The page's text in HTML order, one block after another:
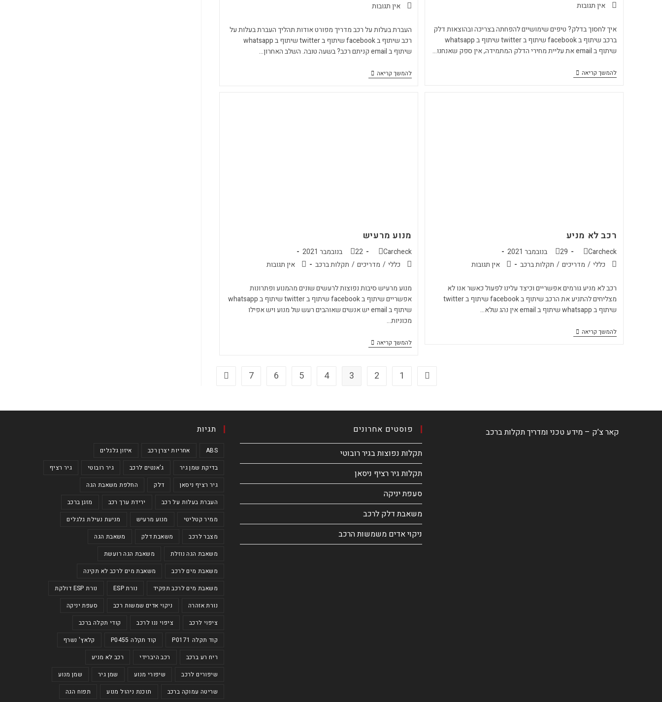
אין תגובות
איך לחסוך בדלק? טיפים שימושיים להפחתה בצריכה ובהוצאות דלק
ברכב שיתוף ב facebook שיתוף ב twitter שיתוף ב whatsapp
שיתוף ב email את עליית מחירי הדלק המתמידה, אין ספק שאנחנו…
להמשך קריאה
אין תגובות
העברת בעלות על רכב מדריך מפורט אודות תהליך העברת בעלות על
רכב שיתוף ב facebook שיתוף ב twitter שיתוף ב whatsapp
שיתוף ב email קניתם רכב? בשעה טובה. השלב האחרון…
להמשך קריאה
רכב לא מניע
Carcheck
29 בנובמבר 2021
כללי / מדריכים / תקלות ברכב אין תגובות
רכב לא מניע גורמים אפשריים וכיצד עלינו לפעול כאשר אנו לא
מצליחים להתניע את הרכב שיתוף ב facebook שיתוף ב twitter
שיתוף ב whatsapp שיתוף ב email אין נהג שלא…
להמשך קריאה
מנוע מרעיש
Carcheck
22 בנובמבר 2021
כללי / מדריכים / תקלות ברכב אין תגובות
מנוע מרעיש סיבות נפוצות לרעשים שונים מהמנוע ופתרונות
אפשריים שיתוף ב facebook שיתוף ב twitter שיתוף ב whatsapp
שיתוף ב email יש אנשים שאוהבים רעש של מנוע ויש אפילו
מכוניות…
להמשך קריאה
1
2
3
4
5
6
7
קאר צ’ק – מידע טכני ומדריך תקלות ברכב פוסטים אחרונים
תקלות נפוצות בגיר רובוטי
תקלות גיר רציף ניסאן
סעפת יניקה
משאבת דלק לרכב
ניקוי אדים משמשות הרכב
תגיות
ABS אחריות יצרן רכב
איזון גלגלים
בדיקת שמן גיר
ג'אנטים לרכב גיר רובוטי
גיר רציף
גיר רציף ניסאן
דלק
החלפת משאבת הגה
העברת בעלות על רכב
ירידת ערך רכב
מזגן ברכב
ממיר קטליטי
מנוע מרעיש
מניעת נעילת גלגלים
מצבר לרכב
משאבת דלק
משאבת הגה
משאבת הגה נוזלת
משאבת הגה רועשת
משאבת מים לרכב
משאבת מים לרכב לא תקינה
משאבת מים לרכב תפקיד
נורת ESP
נורת ESP דולקת
נורת אזהרה
ניקוי אדים שמשות רכב
סעפת יניקה
ציפוי לרכב
ציפוי ננו לרכב
קודי תקלה ברכב
קוד תקלה P0171
קוד תקלה P0455
קלאץ' נשרף
ריח רע ברכב
רכב היברידי
רכב לא מניע
שיפורים לרכב
שיפורי מנוע שמן גיר
שמן מנוע
שריטה עמוקה ברכב
תוכנת ניהול מנוע תפוח הגה